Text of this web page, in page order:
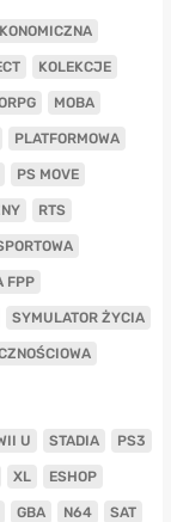
KOLEKCJE
MOBA
PLATFORMOWA
PS MOVE
RTS
FPP
SYMULATOR ŻYCIA
U STADIA PS3
XL ESHOP
GBA N64 SAT